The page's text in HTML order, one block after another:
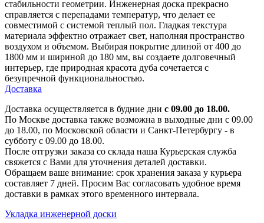
стабильности геометрии. Инженерная доска прекрасно
справляется с перепадами температур, что делает ее
совместимой с системой теплый пол. Гладкая текстура
материала эффектно отражает свет, наполняя пространство
воздухом и объемом. Выбирая покрытие длиной от 400 до
1800 мм и шириной до 180 мм, вы создаете долговечный
интерьер, где природная красота дуба сочетается с
безупречной функциональностью.
Доставка
Доставка осуществляется в будние дни с 09.00 до 18.00.
По Москве доставка также возможна в выходные дни с 09.00
до 18.00, по Московской области и Санкт-Петербургу - в
субботу с 09.00 до 18.00.
После отгрузки заказа со склада наша Курьерская служба
свяжется с Вами для уточнения деталей доставки.
Обращаем ваше внимание: срок хранения заказа у курьера
составляет 7 дней. Просим Вас согласовать удобное время
доставки в рамках этого временного интервала.
Укладка инженерной доски